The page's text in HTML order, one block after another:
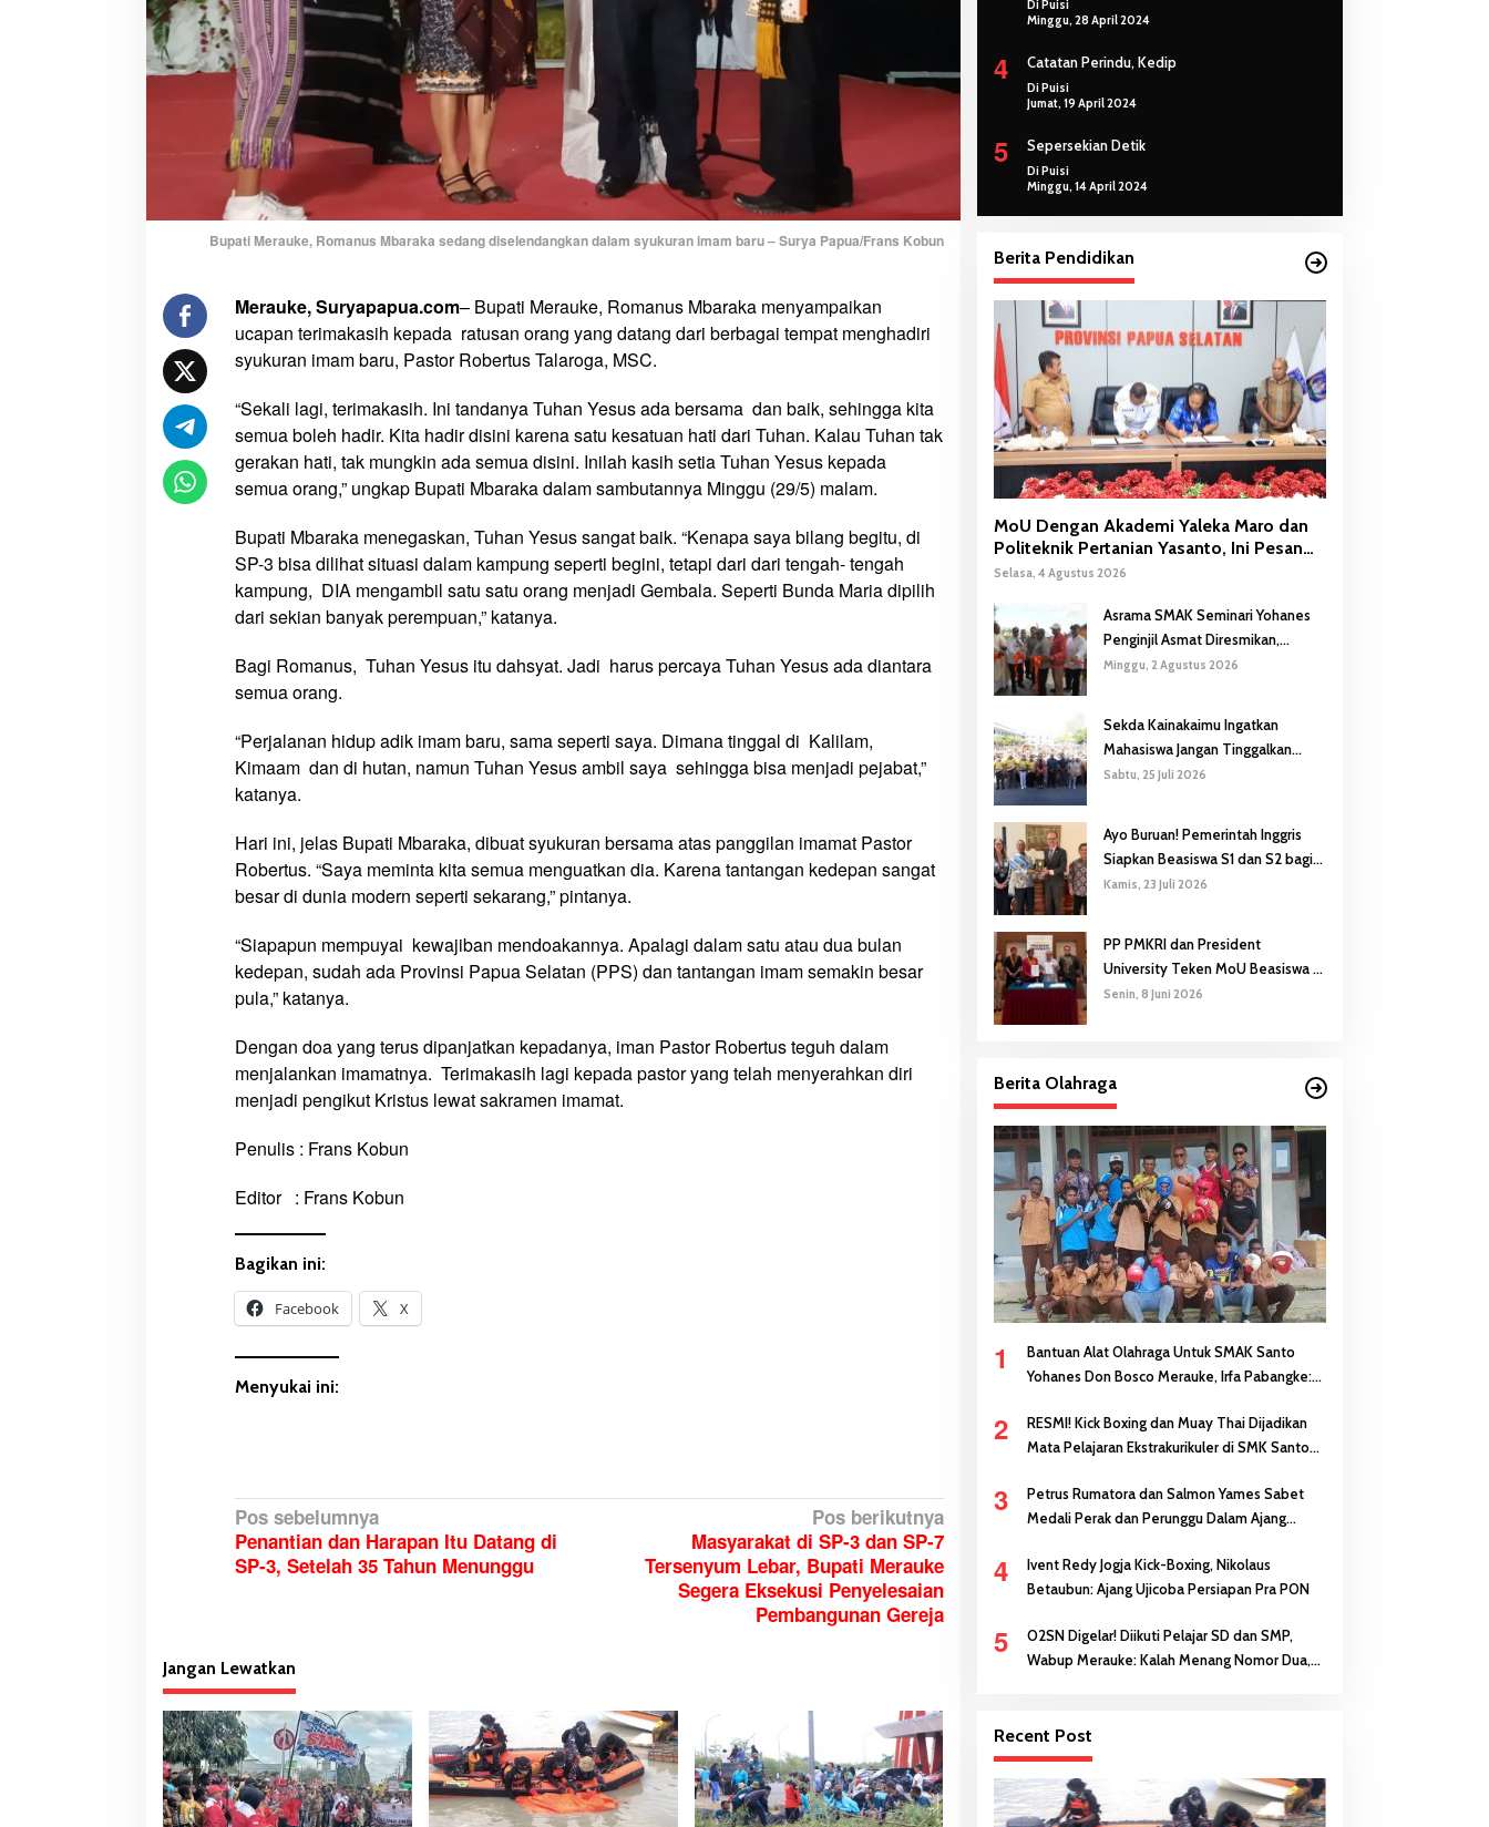
a
K
u
t
P
t
o
r
o
b
e
s
T
a
l
r
a
,
C
Bupati Merauke, Romanus Mbaraka sedang diselendangkan dalam syukuran imam baru – Surya Papua/Frans Kobun
Merauke, Suryapapua.com– Bupati Merauke, Romanus Mbaraka menyampaikan
ucapan terimakasih kepada ratusan orang yang datang dari berbagai tempat menghadiri
syukuran imam baru, Pastor Robertus Talaroga, MSC.
“Sekali lagi, terimakasih. Ini tandanya Tuhan Yesus ada bersama dan baik, sehingga kita
semua boleh hadir. Kita hadir disini karena satu kesatuan hati dari Tuhan. Kalau Tuhan tak
gerakan hati, tak mungkin ada semua disini. Inilah kasih setia Tuhan Yesus kepada
semua orang,” ungkap Bupati Mbaraka dalam sambutannya Minggu (29/5) malam.
Bupati Mbaraka menegaskan, Tuhan Yesus sangat baik. “Kenapa saya bilang begitu, di
SP-3 bisa dilihat situasi dalam kampung seperti begini, tetapi dari dari tengah- tengah
kampung, DIA mengambil satu satu orang menjadi Gembala. Seperti Bunda Maria dipilih
dari sekian banyak perempuan,” katanya.
Bagi Romanus, Tuhan Yesus itu dahsyat. Jadi harus percaya Tuhan Yesus ada diantara
semua orang.
“Perjalanan hidup adik imam baru, sama seperti saya. Dimana tinggal di Kalilam,
Kimaam dan di hutan, namun Tuhan Yesus ambil saya sehingga bisa menjadi pejabat,”
katanya.
Hari ini, jelas Bupati Mbaraka, dibuat syukuran bersama atas panggilan imamat Pastor
Robertus. “Saya meminta kita semua menguatkan dia. Karena tantangan kedepan sangat
besar di dunia modern seperti sekarang,” pintanya.
“Siapapun mempuyai kewajiban mendoakannya. Apalagi dalam satu atau dua bulan
kedepan, sudah ada Provinsi Papua Selatan (PPS) dan tantangan imam semakin besar
pula,” katanya.
Dengan doa yang terus dipanjatkan kepadanya, iman Pastor Robertus teguh dalam
menjalankan imamatnya. Terimakasih lagi kepada pastor yang telah menyerahkan diri
menjadi pengikut Kristus lewat sakramen imamat.
Penulis : Frans Kobun
Editor : Frans Kobun
Bagikan ini:
Facebook X
Menyukai ini:
N
a
v
a
s
i
p
o
s
Pos sebelumnya
Penantian dan Harapan Itu Datang di
SP-3, Setelah 35 Tahun Menunggu
Pos berikutnya
Masyarakat di SP-3 dan SP-7
Tersenyum Lebar, Bupati Merauke
Segera Eksekusi Penyelesaian
Pembangunan Gereja
Jangan Lewatkan
Di Puisi
Minggu, 28 April 2024
4 Catatan Perindu, Kedip
Di Puisi
Jumat, 19 April 2024
5 Sepersekian Detik
Di Puisi
Minggu, 14 April 2024
Berita Pendidikan
MoU Dengan Akademi Yaleka Maro dan
Politeknik Pertanian Yasanto, Ini Pesan
Gubernur Safanpo
Selasa, 4 Agustus 2026
Asrama SMAK Seminari Yohanes
Penginjil Asmat Diresmikan,
Gubernur Safanpo: Pentingnya
Minggu, 2 Agustus 2026
Sekda Kainakaimu Ingatkan
Mahasiswa Jangan Tinggalkan
‘Noda-Madu’ di Lokasi KKN
Sabtu, 25 Juli 2026
Ayo Buruan! Pemerintah Inggris
Siapkan Beasiswa S1 dan S2 bagi
Putra/Putri Papua Selatan
Kamis, 23 Juli 2026
PP PMKRI dan President
University Teken MoU Beasiswa S1
hingga S3
Senin, 8 Juni 2026
Berita Olahraga
1
Bantuan Alat Olahraga Untuk SMAK Santo
Yohanes Don Bosco Merauke, Irfa Pabangke:
2
RESMI! Kick Boxing dan Muay Thai Dijadikan
Mata Pelajaran Ekstrakurikuler di SMK Santo
3
Petrus Rumatora dan Salmon Yames Sabet
Medali Perak dan Perunggu Dalam Ajang
4
Ivent Redy Jogja Kick-Boxing, Nikolaus
Betaubun: Ajang Ujicoba Persiapan Pra PON
5
O2SN Digelar! Diikuti Pelajar SD dan SMP,
Wabup Merauke: Kalah Menang Nomor Dua,
Recent Post